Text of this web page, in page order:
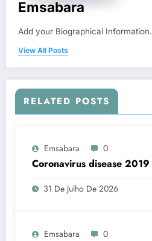
Emsabara
Add your Biographical Information.
View All Posts
RELATED POSTS
Emsabara 0
Coronavirus disease 2019
31 De Julho De 2026
Emsabara 0